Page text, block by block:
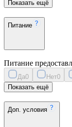
Показать ещё
Питание
Питание
Да0 Нет0
Показать ещё
Доп. условия